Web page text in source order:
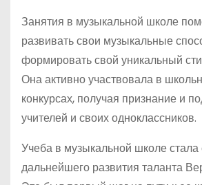
Занятия в музыкальной школе
развивать свои музыкальные
формировать свой уникальный
Она активно участвовала в
конкурсах, получая признание и
учителей и своих одноклассников.
Учеба в музыкальной школе стала
дальнейшего развития таланта